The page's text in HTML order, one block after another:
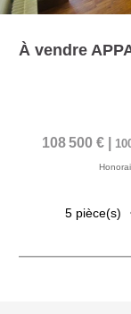
108 500 €
5 pièce(s)